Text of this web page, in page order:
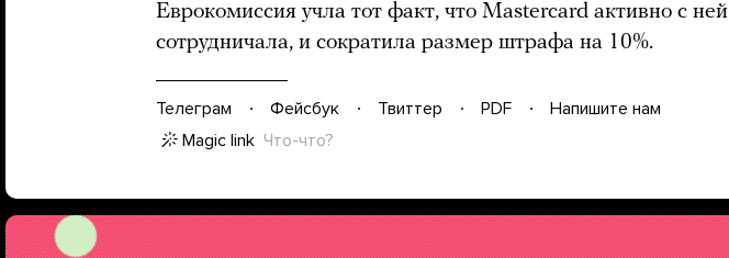
Еврокомиссия учла тот факт, что Mastercard активно с ней
сотрудничала, и сократила размер штрафа на 10%.
Телеграм Фейсбук Твиттер PDF
Напишите нам
Magic link Что-что?